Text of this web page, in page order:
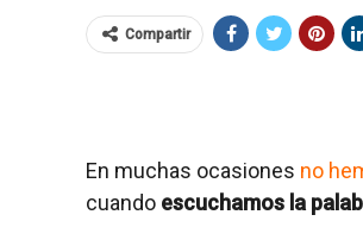
Compartir
En muchas ocasiones no
cuando escuchamos la